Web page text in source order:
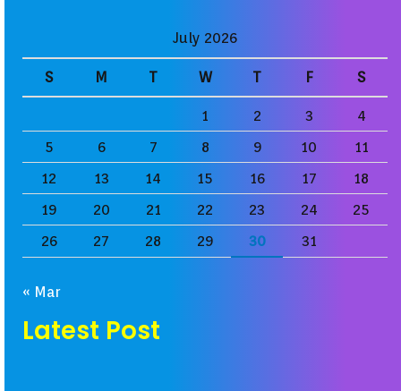
July 2026
S M T W T F S
1 2 3
4
5
6 7 8 9 10
11
12
13 14 15 16 17
18
19
20 21 22 23 24
25
26
27 28 29 30 31
« Mar
Latest Post